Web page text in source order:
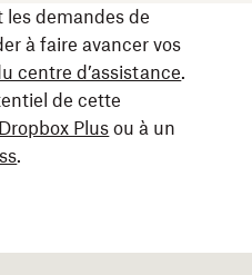
demandes de
à faire avancer vos
centre d’assistance.
de cette
Dropbox Plus ou à un
.